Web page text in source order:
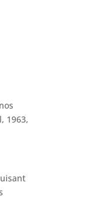
1963,